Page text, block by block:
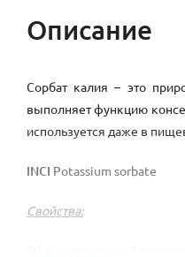
Описание
Сорбат калия – это
выполняет функцию
используется даже в
INCI Рotassium sorbate
Свойства: